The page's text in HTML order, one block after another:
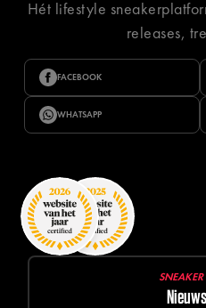
Hét lifestyle
releases,
FACEBOOK
WHATSAPP